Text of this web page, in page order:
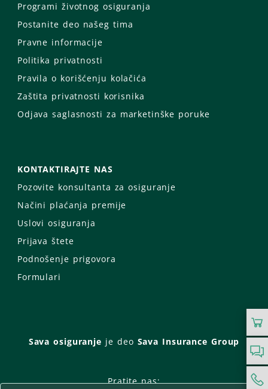
Programi životnog osiguranja
Postanite deo našeg tima
Pravne informacije
Politika privatnosti
Pravila o korišćenju kolačića
Zaštita privatnosti korisnika
Odjava saglasnosti za marketinške poruke
KONTAKTIRAJTE NAS
Pozovite konsultanta za osiguranje
Načini plaćanja premije
Uslovi osiguranja
Prijava štete
Podnošenje prigovora
Formulari
Sava osiguranje je deo Sava Insurance Group
Pratite nas: